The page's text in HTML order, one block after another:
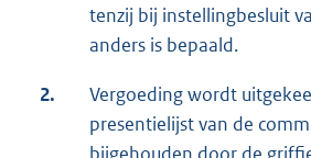
tenzij bij instellingbesluit
anders is bepaald.
2.
Vergoeding wordt
presentielijst van de